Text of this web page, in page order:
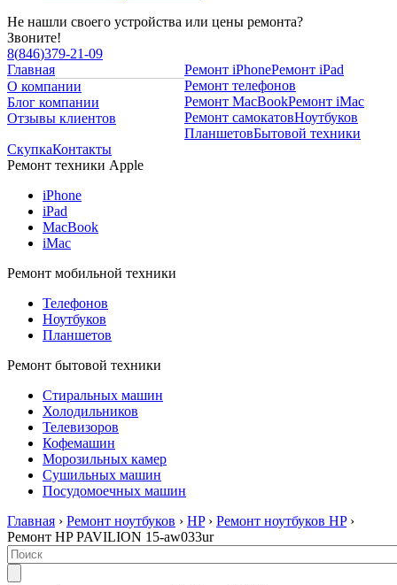
Не нашли своего устройства или цены ремонта?
Звоните!
8(846)379-21-09
Главная
О компании
Блог компании
Отзывы клиентов
Ремонт iPhoneРемонт iPad
Ремонт телефонов
Ремонт MacBookРемонт iMac
Ремонт самокатовНоутбуков
ПланшетовБытовой техники
СкупкаКонтакты
Ремонт техники Apple
iPhone
iPad
MacBook
iMac
Ремонт мобильной техники
Телефонов
Ноутбуков
Планшетов
Ремонт бытовой техники
Стиральных машин
Холодильников
Телевизоров
Кофемашин
Морозильных камер
Сушильных машин
Посудомоечных машин
Главная › Ремонт ноутбуков › HP› Ремонт ноутбуков HP›
Ремонт HP PAVILION 15-aw033ur